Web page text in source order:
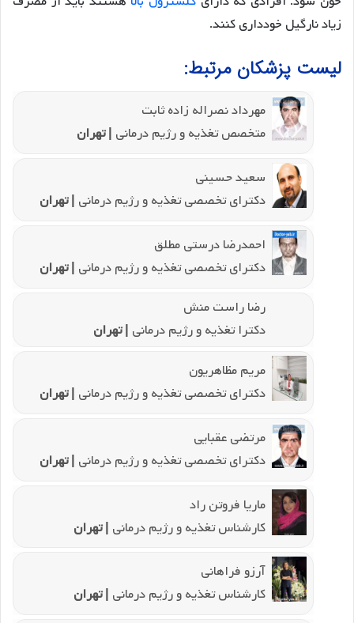
زیاد نارگیل خودداری کنند.
لیست پزشکان مرتبط:
مهرداد نصراله زاده ثابت
متخصص تغذیه و رژیم درمانی | تهران
سعید حسینی
دکترای تخصصی تغذیه و رژیم درمانی | تهران
احمدرضا درستی مطلق
دکترای تخصصی تغذیه و رژیم درمانی | تهران
رضا راست منش
دکترا تغذیه و رژیم درمانی | تهران
مریم مظاهریون
دکترای تخصصی تغذیه و رژیم درمانی | تهران
مرتضی عقبایی
دکترای تخصصی تغذیه و رژیم درمانی | تهران
ماریا فروتن راد
کارشناس تغذیه و رژیم درمانی | تهران
آرزو فراهانی
کارشناس تغذیه و رژیم درمانی | تهران